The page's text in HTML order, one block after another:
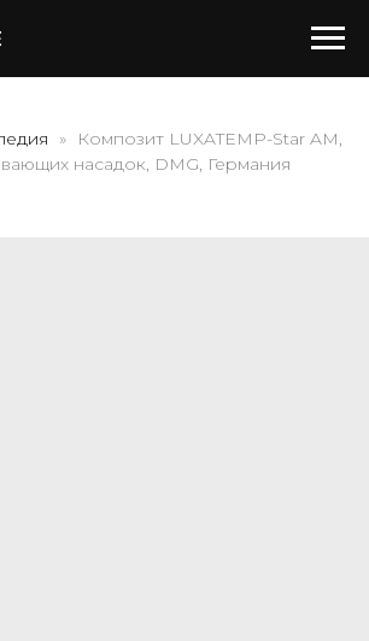
Композит LUXATEMP-Star AM,
насадок, DMG, Германия